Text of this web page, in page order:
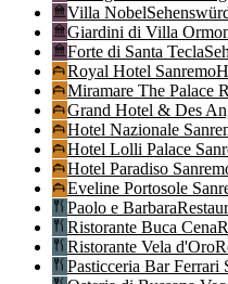
Villa Nobel
Giardini di Villa
Forte di Santa Tecla
Royal Hotel Sanremo
Miramare The Palace
Grand Hotel & Des
Hotel Nazionale
Hotel Lolli Palace
Hotel Paradiso
Eveline Portosole
Paolo e Barbara
Ristorante Buca Cena
Ristorante Vela d'Oro
Pasticceria Bar Ferrari